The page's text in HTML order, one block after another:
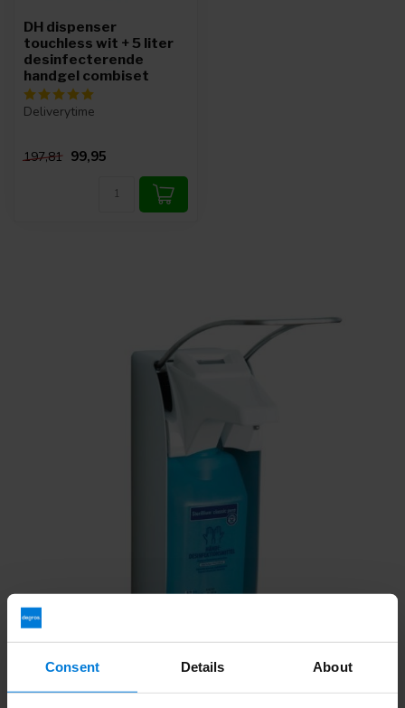
Consent Details About
DH dispenser
touchless wit + 5 liter
desinfecterende
handgel combiset
Deliverytime
197,81 99,95